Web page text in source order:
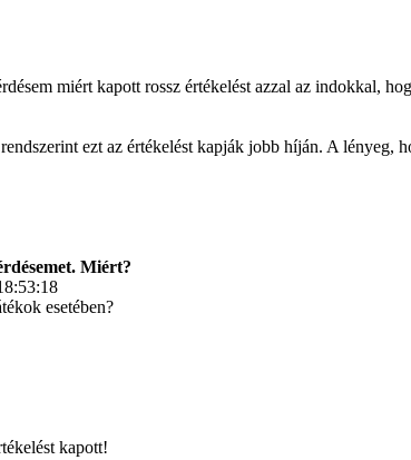
miért kapott rossz értékelést azzal az indokkal,
ezt az értékelést kapják jobb híján. A lényeg,
Miért?
esetében?
kapott!